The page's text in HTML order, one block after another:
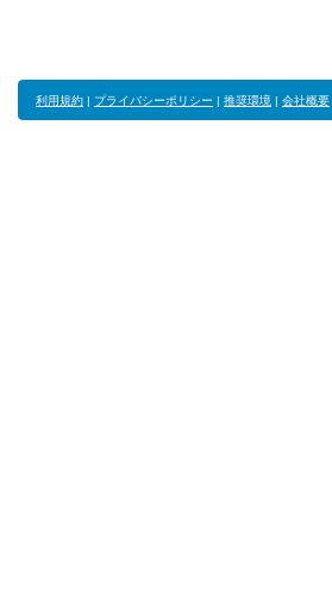
利用規約 | プライバシーポリシー | 推奨環境 | 会社概要